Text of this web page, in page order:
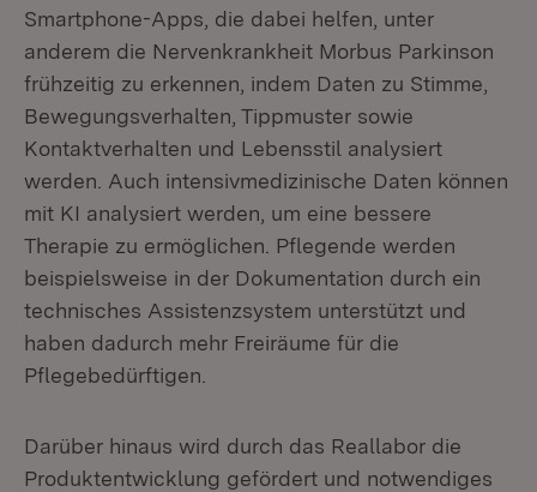
Smartphone-Apps, die dabei helfen, unter
anderem die Nervenkrankheit Morbus Parkinson
frühzeitig zu erkennen, indem Daten zu Stimme,
Bewegungsverhalten, Tippmuster sowie
Kontaktverhalten und Lebensstil analysiert
werden. Auch intensivmedizinische Daten können
mit KI analysiert werden, um eine bessere
Therapie zu ermöglichen. Pflegende werden
beispielsweise in der Dokumentation durch ein
technisches Assistenzsystem unterstützt und
haben dadurch mehr Freiräume für die
Pflegebedürftigen.
Darüber hinaus wird durch das Reallabor die
Produktentwicklung gefördert und notwendiges